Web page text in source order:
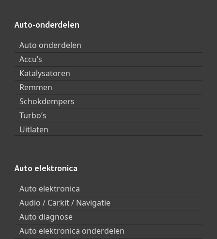
Auto-onderdelen
Auto onderdelen
Accu’s
Katalysatoren
Remmen
Schokdempers
Turbo’s
Uitlaten
Auto elektronica
Auto elektronica
Audio / Carkit / Navigatie
Auto diagnose
Auto elektronica onderdelen